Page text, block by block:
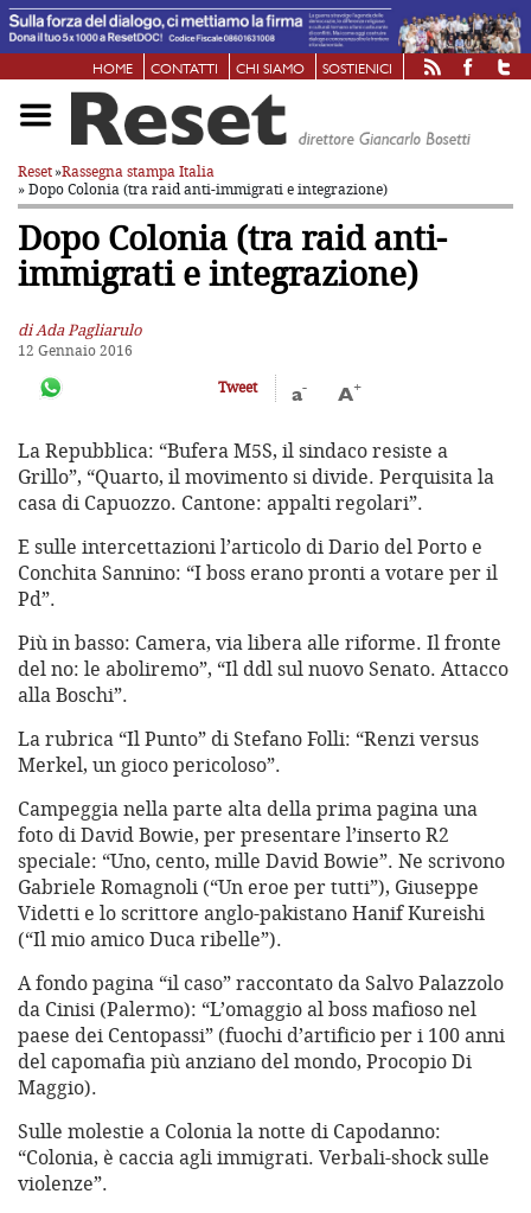
HOME CONTATTI CHI SIAMO SOSTIENICI
Reset»Rassegna stampa Italia
» Dopo Colonia (tra raid anti-immigrati e integrazione)
Dopo Colonia (tra raid anti-
immigrati e integrazione)
di Ada Pagliarulo
12 Gennaio 2016
Tweet
a- A+
La Repubblica: “Bufera M5S, il sindaco resiste a
Grillo”, “Quarto, il movimento si divide. Perquisita la
casa di Capuozzo. Cantone: appalti regolari”.
E sulle intercettazioni l’articolo di Dario del Porto e
Conchita Sannino: “I boss erano pronti a votare per il
Pd”.
Più in basso: Camera, via libera alle riforme. Il fronte
del no: le aboliremo”, “Il ddl sul nuovo Senato. Attacco
alla Boschi”.
La rubrica “Il Punto” di Stefano Folli: “Renzi versus
Merkel, un gioco pericoloso”.
Campeggia nella parte alta della prima pagina una
foto di David Bowie, per presentare l’inserto R2
speciale: “Uno, cento, mille David Bowie”. Ne scrivono
Gabriele Romagnoli (“Un eroe per tutti”), Giuseppe
Videtti e lo scrittore anglo-pakistano Hanif Kureishi
(“Il mio amico Duca ribelle”).
A fondo pagina “il caso” raccontato da Salvo Palazzolo
da Cinisi (Palermo): “L’omaggio al boss mafioso nel
paese dei Centopassi” (fuochi d’artificio per i 100 anni
del capomafia più anziano del mondo, Procopio Di
Maggio).
Sulle molestie a Colonia la notte di Capodanno:
“Colonia, è caccia agli immigrati. Verbali-shock sulle
violenze”.